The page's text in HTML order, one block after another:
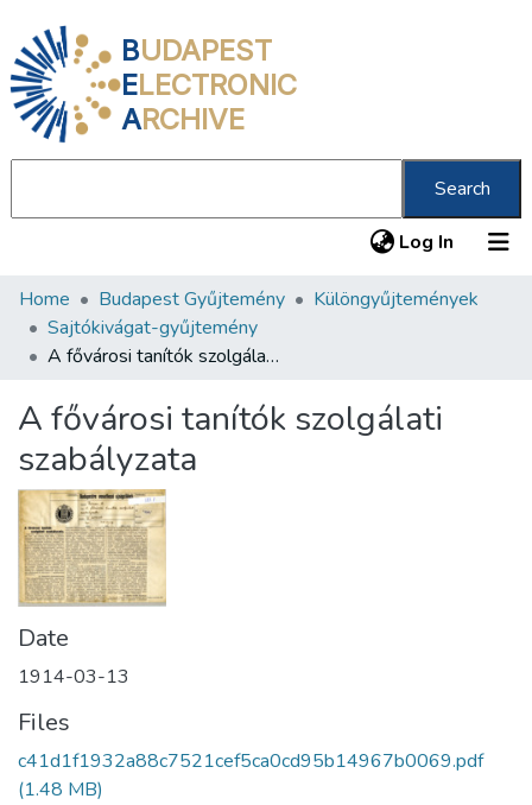
BUDAPEST
ELECTRONIC
ARCHIVE
Search
Log In (current)
Communities & Collections
All of DSpace
About us
Home Budapest Gyűjtemény
Különgyűjtemények
Sajtókivágat-gyűjtemény
A fővárosi tanítók szolgálati szabályzata
A fővárosi tanítók szolgálati
szabályzata
Date
1914-03-13
Files
c41d1f1932a88c7521cef5ca0cd95b14967b0069.pdf
(1.48 MB)